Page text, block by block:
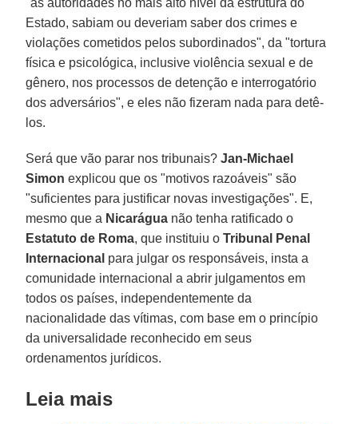
Estado, sabiam ou deveriam saber dos crimes e
violações cometidos pelos subordinados", da "tortura
física e psicológica, inclusive violência sexual e de
gênero, nos processos de detenção e interrogatório
dos adversários", e eles não fizeram nada para detê-
los.
Será que vão parar nos tribunais?Jan-Michael
Simon explicou que os "motivos razoáveis" são
"suficientes para justificar novas investigações". E,
mesmo que a Nicarágua não tenha ratificado o
Estatuto de Roma, que instituiu oTribunal Penal
Internacional para julgar os responsáveis, insta a
comunidade internacional a abrir julgamentos em
todos os países, independentemente da
nacionalidade das vítimas, com base em o princípio
da universalidade reconhecido em seus
ordenamentos jurídicos.
Leia mais